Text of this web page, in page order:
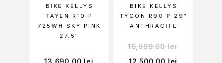
BIKE KELLYS
TAYEN R10 P
725WH SKY PINK
27.5″
13,690.00 lei
BIKE KELLYS
TYGON R90 P 29″
ANTHRACITE
16,999.00lei
12,500.00 lei